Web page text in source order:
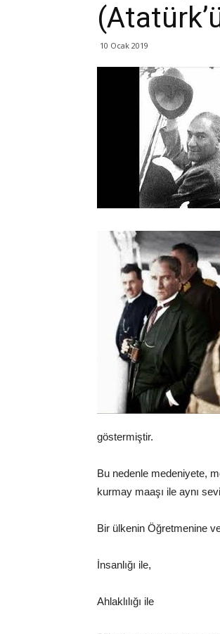
10 Ocak 2019
göstermiştir.
Bu nedenle medeniyete,
kurmay maaşı ile aynı
Bir ülkenin Öğretmenine
İnsanlığı ile,
Ahlaklılığı ile